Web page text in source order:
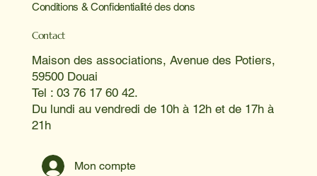
Conditions & Confidentialité des dons
Contact
Maison des associations, Avenue des Potiers,
59500 Douai
Tel : 03 76 17 60 42.
Du lundi au vendredi de 10h à 12h et de 17h à
21h
Mon compte